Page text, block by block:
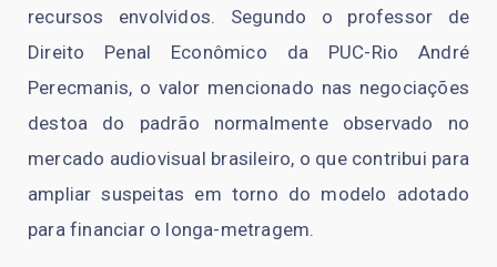
recursos envolvidos. Segundo o professor de
Direito Penal Econômico da PUC-Rio André
Perecmanis, o valor mencionado nas negociações
destoa do padrão normalmente observado no
mercado audiovisual brasileiro, o que contribui para
ampliar suspeitas em torno do modelo adotado
para financiar o longa-metragem.